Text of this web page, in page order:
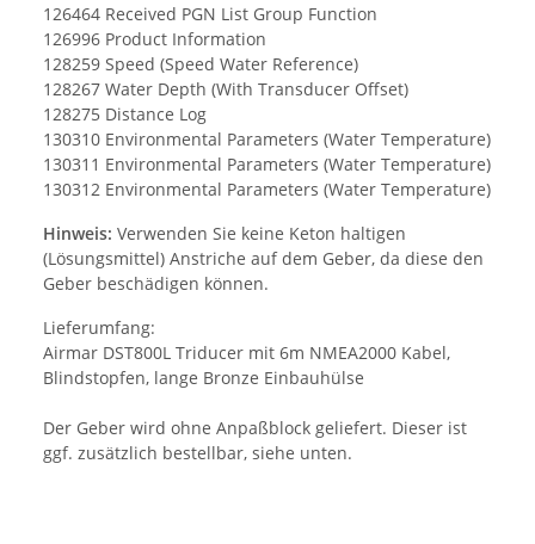
126464 Received PGN List Group Function
126996 Product Information
128259 Speed (Speed Water Reference)
128267 Water Depth (With Transducer Offset)
128275 Distance Log
130310 Environmental Parameters (Water Temperature)
130311 Environmental Parameters (Water Temperature)
130312 Environmental Parameters (Water Temperature)
Hinweis: Verwenden Sie keine Keton haltigen
(Lösungsmittel) Anstriche auf dem Geber, da diese den
Geber beschädigen können.
Lieferumfang:
Airmar DST800L Triducer mit 6m NMEA2000 Kabel,
Blindstopfen, lange Bronze Einbauhülse
Der Geber wird ohne Anpaßblock geliefert. Dieser ist
ggf. zusätzlich bestellbar, siehe unten.